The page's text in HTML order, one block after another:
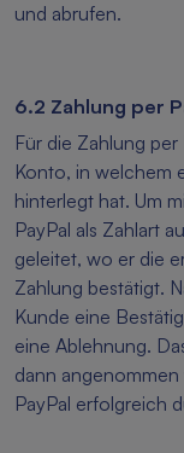
und abrufen.
6.2 Zahlung per
Für die Zahlung
Konto, in welchem
hinterlegt hat. Um
PayPal als Zahlart
geleitet, wo er die
Zahlung bestätigt.
Kunde eine
eine Ablehnung.
dann
PayPal erfolgreich